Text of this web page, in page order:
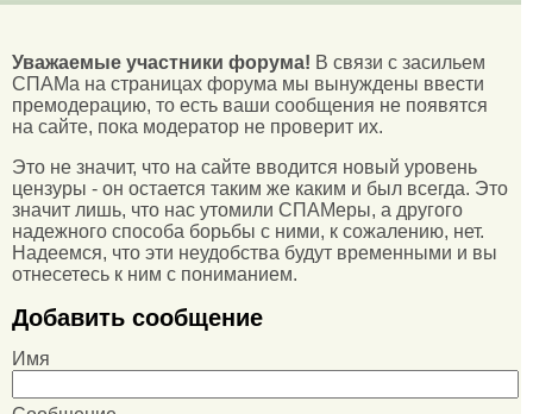
Уважаемые участники форума! В связи с засильем
СПАМа на страницах форума мы вынуждены ввести
премодерацию, то есть ваши сообщения не появятся
на сайте, пока модератор не проверит их.
Это не значит, что на сайте вводится новый уровень
цензуры - он остается таким же каким и был всегда. Это
значит лишь, что нас утомили СПАМеры, а другого
надежного способа борьбы с ними, к сожалению, нет.
Надеемся, что эти неудобства будут временными и вы
отнесетесь к ним с пониманием.
Добавить сообщение
Имя